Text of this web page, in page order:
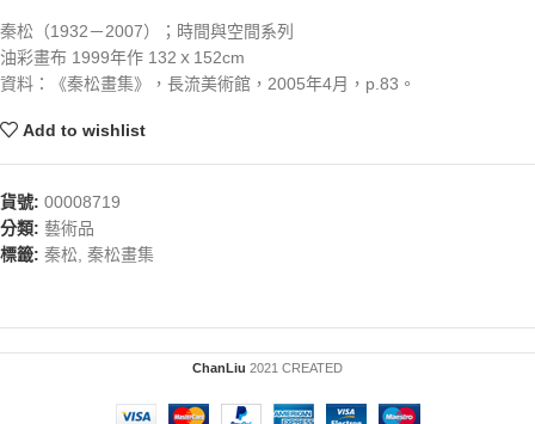
秦松（1932－2007）；時間與空間系列
油彩畫布 1999年作 132ｘ152cm
資料：《秦松畫集》，長流美術館，2005年4月，p.83。
Add to wishlist
貨號: 00008719
分類: 藝術品
標籤: 秦松 秦松畫集
ChanLiu 2021 CREATED